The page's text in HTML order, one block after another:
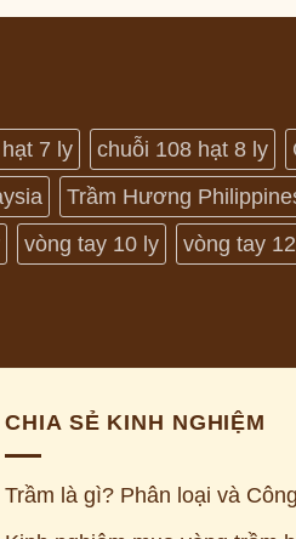
7 ly chuỗi 108 hạt 8 ly
Trầm Hương
vòng tay 10 ly
vòng tay
CHIA SẺ KINH NGHIỆM
Trầm là gì? Phân loại và